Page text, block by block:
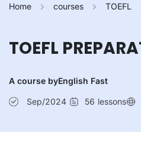
Home courses TOEFL
TOEFL
A course byEnglish Fast
Sep/2024 56 lessons